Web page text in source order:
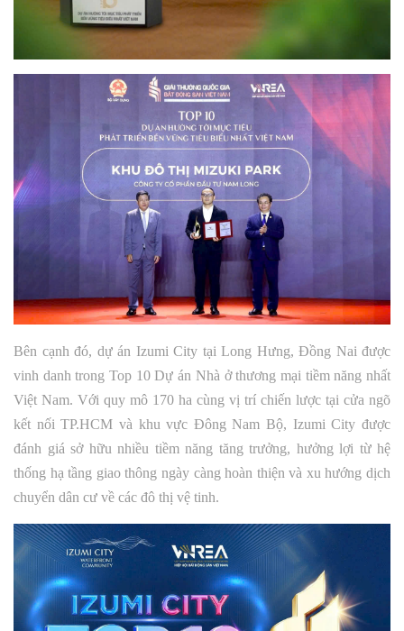
Bên cạnh đó, dự án Izumi City tại Long Hưng, Đồng Nai được
vinh danh trong Top 10 Dự án Nhà ở thương mại tiềm năng nhất
Việt Nam. Với quy mô 170 ha cùng vị trí chiến lược tại cửa ngõ
kết nối TP.HCM và khu vực Đông Nam Bộ, Izumi City được
đánh giá sở hữu nhiều tiềm năng tăng trưởng, hưởng lợi từ hệ
thống hạ tầng giao thông ngày càng hoàn thiện và xu hướng dịch
chuyển dân cư về các đô thị vệ tinh.